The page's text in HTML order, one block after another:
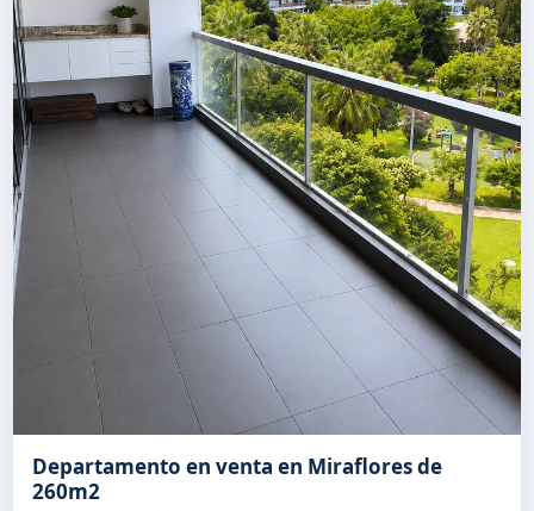
Departamento en venta en Miraflores de
260m2